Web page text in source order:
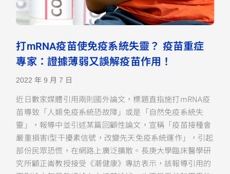
打mRNA疫苗使免疫系統失靈？ 疫苗重症
專家：證據薄弱又誤解疫苗作用！
2022 年 9 月 7 日
近日數家媒體引用兩則國外論文，標題直指施打mRNA疫
苗導致「人類免疫系統恐故障」或是「自然免疫系統失
靈」，報導中並引述某篇回顧性論文，宣稱「疫苗接種會
嚴重損害I型干擾素信號，改變先天免疫系統運作」，引起
部份民眾恐慌，在網路上廣泛擴散。長庚大學臨床醫學研
究所顧正崙教授接受《潮健康》專訪表示，該報導引用的